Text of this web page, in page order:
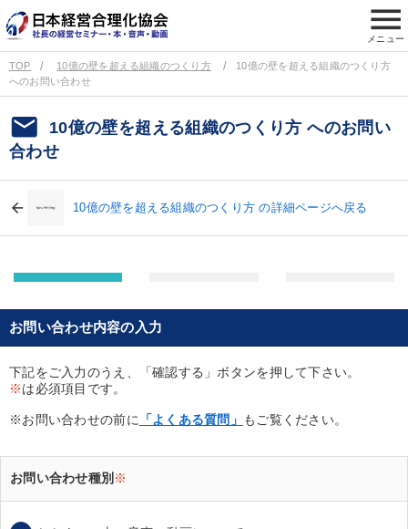
menu
メニュー
TOP 10億の壁を超える組織のつくり方
10億の壁を超える組織のつくり方
へのお問い合わせ
email
10億の壁を超える組織のつくり方 へのお問い
合わせ
10億の壁を超える組織のつくり方 の詳細ページへ戻る
お問い合わせ内容の入力
下記をご入力のうえ、「確認する」ボタンを押して下さい。
※は必須項目です。
※お問い合わせの前に 「よくある質問」 もご覧ください。
お問い合わせ種別 ※